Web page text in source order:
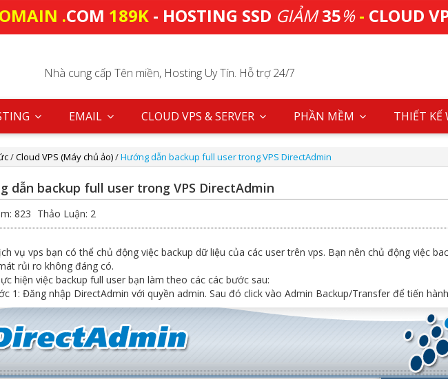
.COM 189K - HOSTING SSD GIẢM35%- CLOUD
Nhà cung cấp Tên miền, Hosting Uy Tín. Hỗ trợ 24/7
EMAIL CLOUD VPS & SERVER PHẦN MỀM THIẾT KẾ
/Cloud VPS (Máy chủ ảo)/Hướng dẫn backup full user trong VPS DirectAdmin
dẫn backup full user trong VPS DirectAdmin
823 Thảo Luận: 2
vụ vps bạn có thể chủ động việc backup dữ liệu của các user trên vps. Bạn nên chủ động việc
rủi ro không đáng có.
hiện việc backup full user bạn làm theo các các bước sau:
1: Đăng nhập DirectAdmin với quyền admin. Sau đó click vào Admin Backup/Transfer để tiến